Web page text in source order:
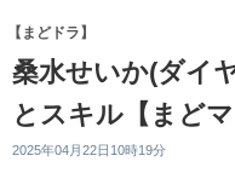
【まどドラ】
桑水せいか(ダイ
とスキル【まど
2025年04月22日10時19分